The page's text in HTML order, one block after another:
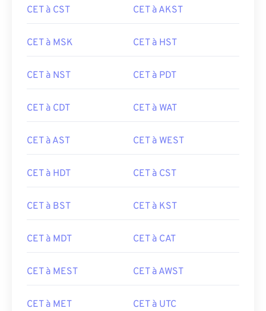
CET à CST CET à AKST
CET à MSK CET à HST
CET à NST CET à PDT
CET à CDT CET à WAT
CET à AST CET à WEST
CET à HDT CET à CST
CET à BST CET à KST
CET à MDT CET à CAT
CET à MEST CET à AWST
CET à MET CET à UTC